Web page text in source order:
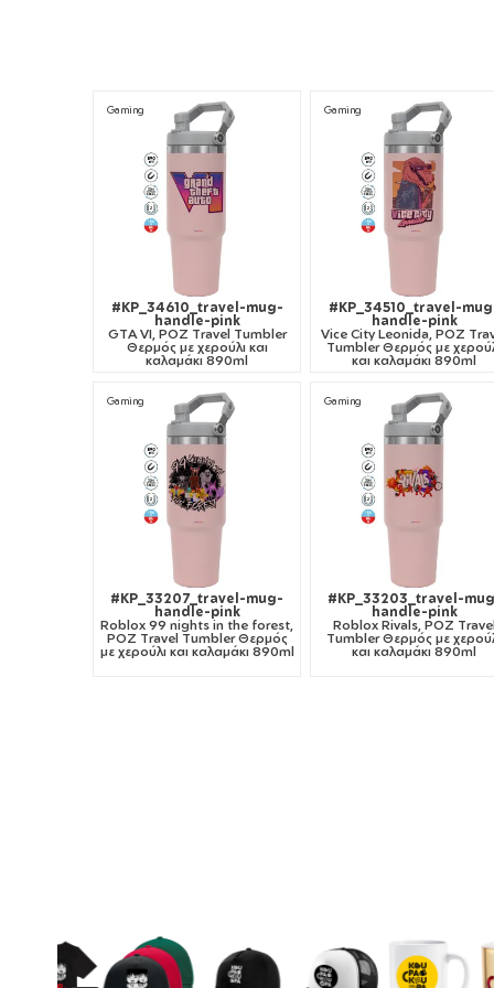
Gaming
#KP_34610_travel-mug-
handle-pink
GTA VI, ΡΟΖ Travel Tumbler
Θερμός με χερούλι και
καλαμάκι 890ml
Gaming
#KP_34510_travel-
handle-pink
Vice City Leonida, ΡΟΖ
Tumbler Θερμός με
και καλαμάκι 890ml
Gaming
#KP_33207_travel-mug-
handle-pink
Roblox 99 nights in the forest,
ΡΟΖ Travel Tumbler Θερμός
με χερούλι και καλαμάκι 890ml
Gaming
#KP_33203_travel-
handle-pink
Roblox Rivals, ΡΟΖ Travel
Tumbler Θερμός με
και καλαμάκι 890ml